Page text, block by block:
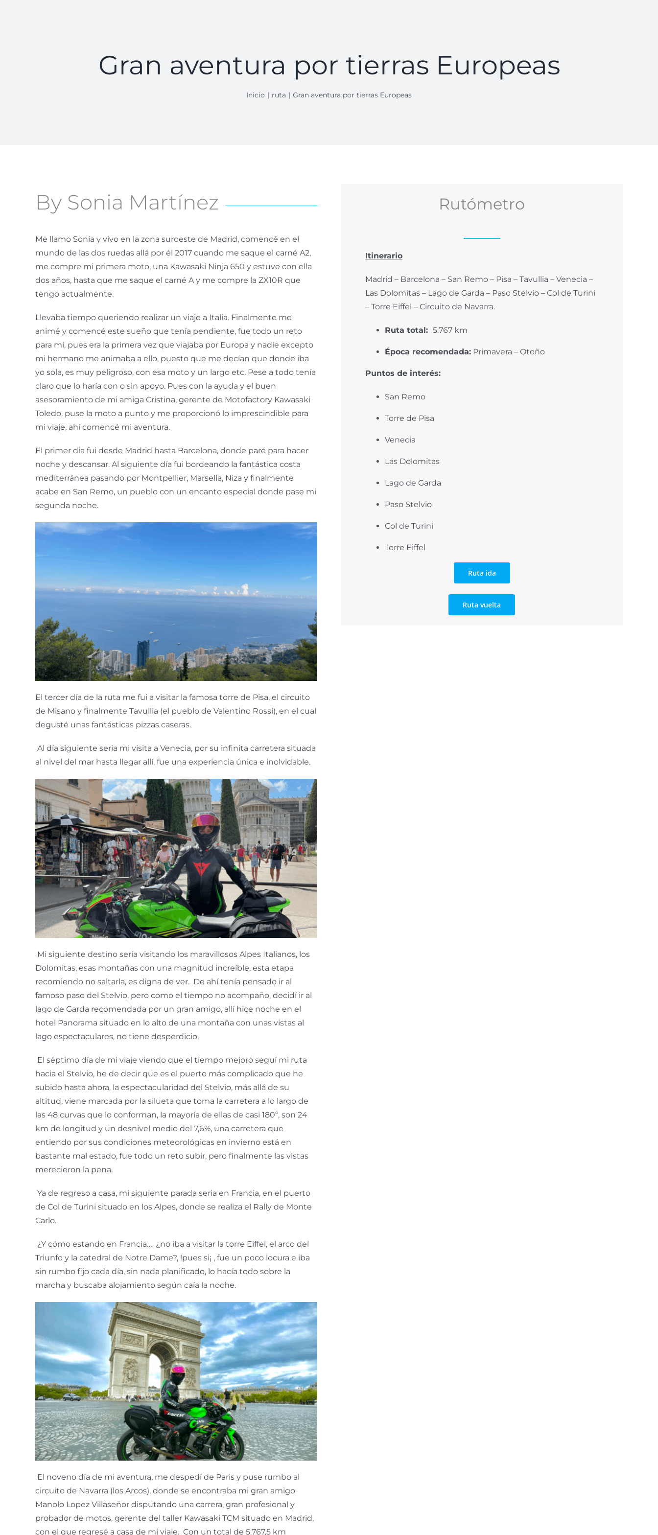
Gran aventura por tierras Europeas
Inicio ruta Gran aventura por tierras Europeas
By Sonia Martínez
Me llamo Sonia y vivo en la zona suroeste de Madrid, comencé en el
mundo de las dos ruedas allá por él 2017 cuando me saque el carné A2,
me compre mi primera moto, una Kawasaki Ninja 650 y estuve con ella
dos años, hasta que me saque el carné A y me compre la ZX10R que
tengo actualmente.
Llevaba tiempo queriendo realizar un viaje a Italia. Finalmente me
animé y comencé este sueño que tenía pendiente, fue todo un reto
para mí, pues era la primera vez que viajaba por Europa y nadie excepto
mi hermano me animaba a ello, puesto que me decían que donde iba
yo sola, es muy peligroso, con esa moto y un largo etc. Pese a todo tenía
claro que lo haría con o sin apoyo. Pues con la ayuda y el buen
asesoramiento de mi amiga Cristina, gerente de Motofactory Kawasaki
Toledo, puse la moto a punto y me proporcionó lo imprescindible para
mi viaje, ahí comencé mi aventura.
El primer dia fui desde Madrid hasta Barcelona, donde paré para hacer
noche y descansar. Al siguiente día fui bordeando la fantástica costa
mediterránea pasando por Montpellier, Marsella, Niza y finalmente
acabe en San Remo, un pueblo con un encanto especial donde pase mi
segunda noche.
El tercer día de la ruta me fui a visitar la famosa torre de Pisa, el circuito
de Misano y finalmente Tavullia (el pueblo de Valentino Rossi), en el cual
degusté unas fantásticas pizzas caseras.
Al día siguiente seria mi visita a Venecia, por su infinita carretera situada
al nivel del mar hasta llegar allí, fue una experiencia única e inolvidable.
Mi siguiente destino sería visitando los maravillosos Alpes Italianos, los
Dolomitas, esas montañas con una magnitud increíble, esta etapa
recomiendo no saltarla, es digna de ver. De ahí tenía pensado ir al
famoso paso del Stelvio, pero como el tiempo no acompaño, decidí ir al
lago de Garda recomendada por un gran amigo, allí hice noche en el
hotel Panorama situado en lo alto de una montaña con unas vistas al
lago espectaculares, no tiene desperdicio.
El séptimo día de mi viaje viendo que el tiempo mejoró seguí mi ruta
hacia el Stelvio, he de decir que es el puerto más complicado que he
subido hasta ahora, la espectacularidad del Stelvio, más allá de su
altitud, viene marcada por la silueta que toma la carretera a lo largo de
las 48 curvas que lo conforman, la mayoría de ellas de casi 180º, son 24
km de longitud y un desnivel medio del 7,6%, una carretera que
entiendo por sus condiciones meteorológicas en invierno está en
bastante mal estado, fue todo un reto subir, pero finalmente las vistas
merecieron la pena.
Ya de regreso a casa, mi siguiente parada seria en Francia, en el puerto
de Col de Turini situado en los Alpes, donde se realiza el Rally de Monte
Carlo.
¿Y cómo estando en Francia… ¿no iba a visitar la torre Eiffel, el arco del
Triunfo y la catedral de Notre Dame?, !pues si¡ , fue un poco locura e iba
sin rumbo fijo cada día, sin nada planificado, lo hacía todo sobre la
marcha y buscaba alojamiento según caía la noche.
El noveno día de mi aventura, me despedí de Paris y puse rumbo al
circuito de Navarra (los Arcos), donde se encontraba mi gran amigo
Manolo Lopez Villaseñor disputando una carrera, gran profesional y
probador de motos, gerente del taller Kawasaki TCM situado en Madrid,
con el que regresé a casa de mi viaje. Con un total de 5.767,5 km
Rutómetro
Itinerario
Madrid – Barcelona – San Remo – Pisa – Tavullia – Venecia –
Las Dolomitas – Lago de Garda – Paso Stelvio – Col de Turini
– Torre Eiffel – Circuito de Navarra.
Ruta total: 5.767 km
Época recomendada: Primavera – Otoño
Puntos de interés:
San Remo
Torre de Pisa
Venecia
Las Dolomitas
Lago de Garda
Paso Stelvio
Col de Turini
Torre Eiffel
Ruta ida
Ruta vuelta